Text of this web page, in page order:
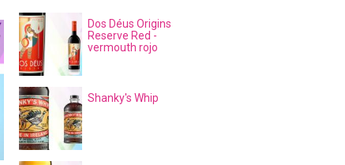
Dos Déus Origins
Reserve Red -
vermouth rojo
Shanky's Whip